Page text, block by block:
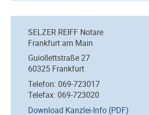
SELZER REIFF Notare
Frankfurt am Main
Guiollettstraße 27
60325 Frankfurt
Telefon: 069-723017
Telefax: 069-723020
Download Kanzlei-Info (PDF)